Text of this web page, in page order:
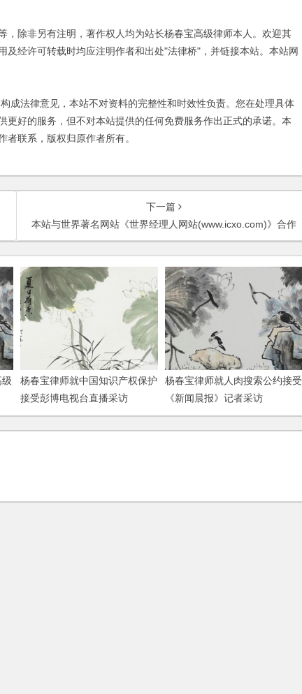
，除非另有注明，著作权人均为站长杨春宝高级律师本人。欢迎其
经许可转载时均应注明作者和出处"法律桥"，并链接本站。本站网
法律意见，本站不对资料的完整性和时效性负责。您在处理具体
好的服务，但不对本站提供的任何免费服务作出正式的承诺。本
联系，版权归原作者所有。
下一篇
本站与世界著名网站《世界经理人网站(www.icxo.com)》合作
杨春宝律师就中国知识产权保护
接受彭博电视台直播采访
杨春宝律师就人肉搜索公约接受
《新闻晨报》记者采访